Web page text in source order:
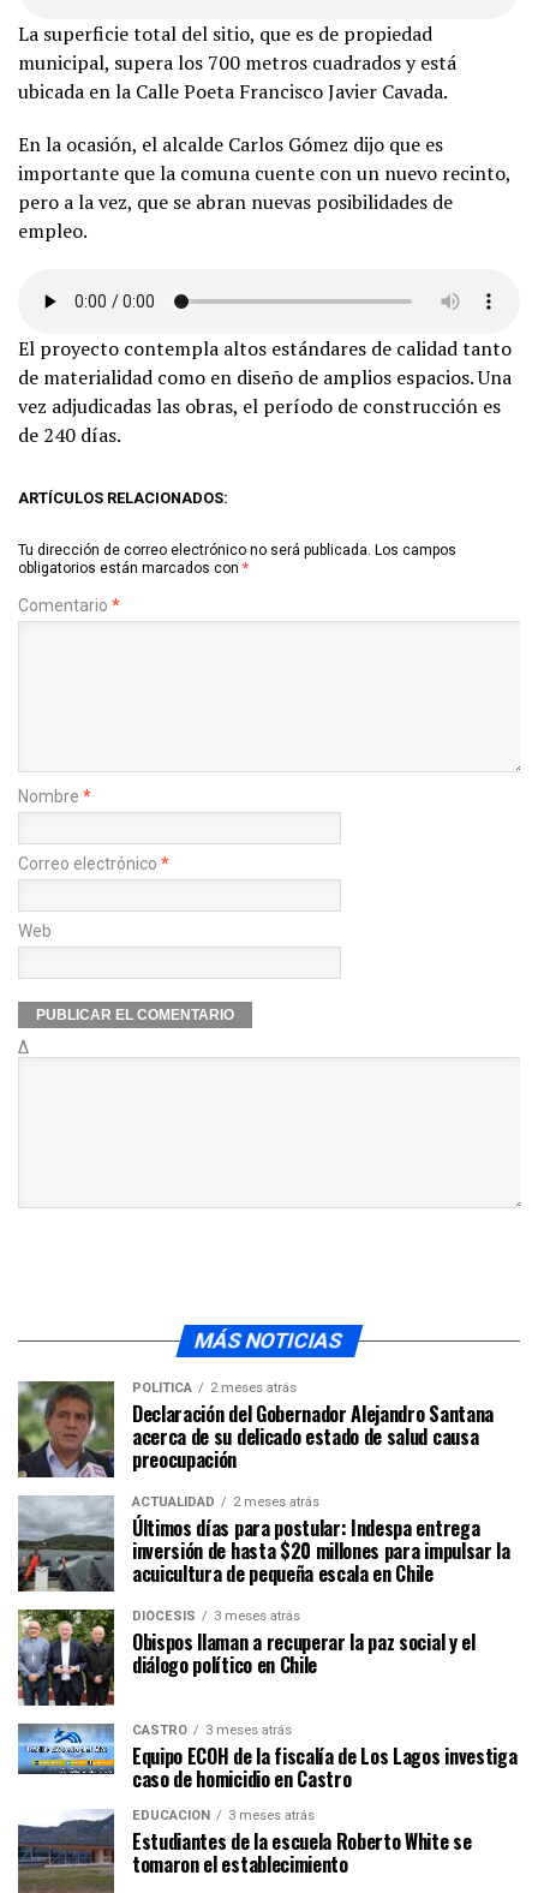
La superficie total del sitio, que es de propiedad
municipal, supera los 700 metros cuadrados y está
ubicada en la Calle Poeta Francisco Javier Cavada.
En la ocasión, el alcalde Carlos Gómez dijo que es
importante que la comuna cuente con un nuevo recinto,
pero a la vez, que se abran nuevas posibilidades de
empleo.
El proyecto contempla altos estándares de calidad tanto
de materialidad como en diseño de amplios espacios. Una
vez adjudicadas las obras, el período de construcción es
de 240 días.
ARTÍCULOS RELACIONADOS:
Tu dirección de correo electrónico no será publicada. Los campos
obligatorios están marcados con *
Comentario *
Nombre *
Correo electrónico *
Web
Δ
MÁS NOTICIAS
POLÍTICA 2 meses atrás
Declaración del Gobernador Alejandro Santana
acerca de su delicado estado de salud causa
preocupación
ACTUALIDAD 2 meses atrás
Últimos días para postular: Indespa entrega
inversión de hasta $20 millones para impulsar la
acuicultura de pequeña escala en Chile
DIÓCESIS 3 meses atrás
Obispos llaman a recuperar la paz social y el
diálogo político en Chile
CASTRO 3 meses atrás
Equipo ECOH de la fiscalía de Los Lagos investiga
caso de homicidio en Castro
EDUCACIÓN 3 meses atrás
Estudiantes de la escuela Roberto White se
tomaron el establecimiento